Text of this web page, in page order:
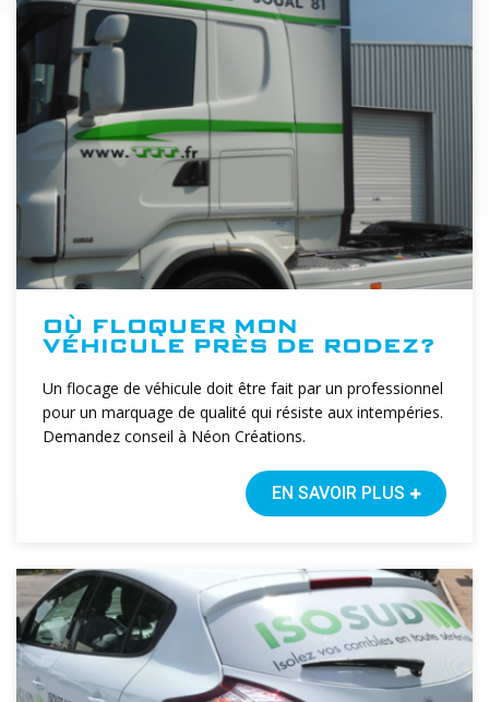
OÙ FLOQUER MON
VÉHICULE PRÈS DE RODEZ?
Un flocage de véhicule doit être fait par un professionnel
pour un marquage de qualité qui résiste aux intempéries.
Demandez conseil à Néon Créations.
EN SAVOIR PLUS